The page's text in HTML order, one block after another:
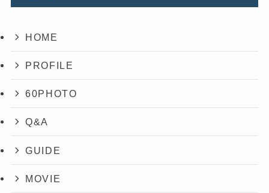
HOME
PROFILE
60PHOTO
Q&A
GUIDE
MOVIE